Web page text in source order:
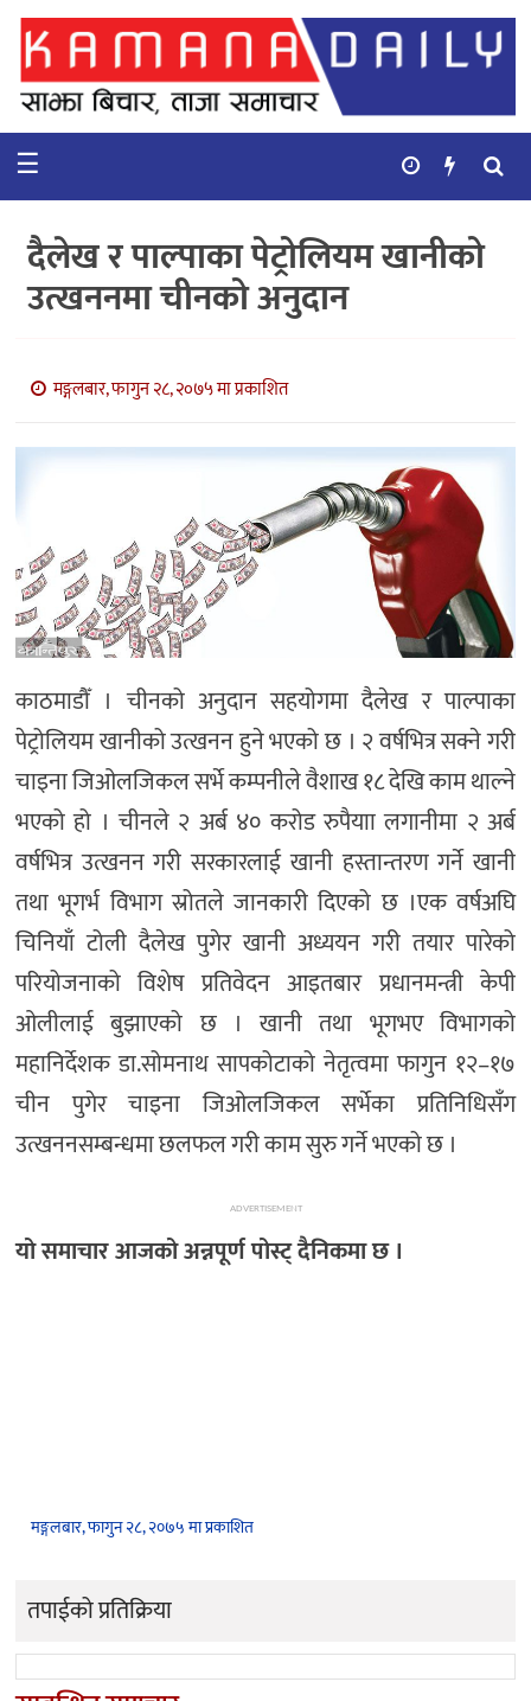
गृहपृष्ठ
समाचार
कुटनिती
कुराकानी
बाणिज्य
भिडियो
☰
दैलेख र पाल्पाका पेट्रोलियम खानीको
उत्खननमा चीनको अनुदान
मङ्गलबार, फागुन २८, २०७५ मा प्रकाशित
काठमाडौँ । चीनको अनुदान सहयोगमा दैलेख र पाल्पाका
पेट्रोलियम खानीको उत्खनन हुने भएको छ । २ वर्षभित्र सक्ने गरी
चाइना जिओलजिकल सर्भे कम्पनीले वैशाख १८ देखि काम थाल्ने
भएको हो । चीनले २ अर्ब ४० करोड रुपैयाा लगानीमा २ अर्ब
वर्षभित्र उत्खनन गरी सरकारलाई खानी हस्तान्तरण गर्ने खानी
तथा भूगर्भ विभाग स्रोतले जानकारी दिएको छ ।एक वर्षअघि
चिनियाँ टोली दैलेख पुगेर खानी अध्ययन गरी तयार पारेको
परियोजनाको विशेष प्रतिवेदन आइतबार प्रधानमन्त्री केपी
ओलीलाई बुझाएको छ । खानी तथा भूगभए विभागको
महानिर्देशक डा.सोमनाथ सापकोटाको नेतृत्वमा फागुन १२–१७
चीन पुगेर चाइना जिओलजिकल सर्भेका प्रतिनिधिसँग
उत्खननसम्बन्धमा छलफल गरी काम सुरु गर्ने भएको छ ।
ADVERTISEMENT
यो समाचार आजको अन्नपूर्ण पोस्ट् दैनिकमा छ ।
मङ्गलबार, फागुन २८, २०७५ मा प्रकाशित
तपाईको प्रतिक्रिया